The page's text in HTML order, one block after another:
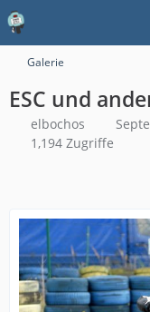
Galerie
ESC und
elbochos
1,194 Zugriffe